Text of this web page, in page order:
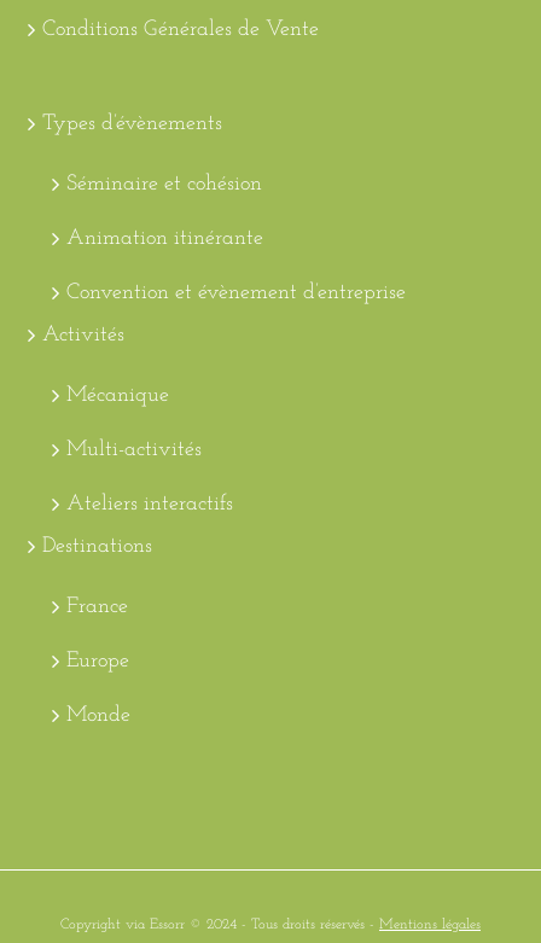
Conditions Générales de Vente
Types d’évènements
Séminaire et cohésion
Animation itinérante
Convention et évènement d’entreprise
Activités
Mécanique
Multi-activités
Ateliers interactifs
Destinations
France
Europe
Monde
Copyright via Essorr © 2024 - Tous droits réservés - Mentions légales